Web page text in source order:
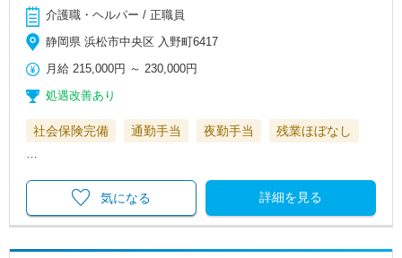
介護職・ヘルパー / 正職員
静岡県 浜松市中央区 入野町6417
月給 215,000円 ～ 230,000円
処遇改善あり
社会保険完備 通勤手当 夜勤手当 残業ほぼなし
詳細を見る
気になる